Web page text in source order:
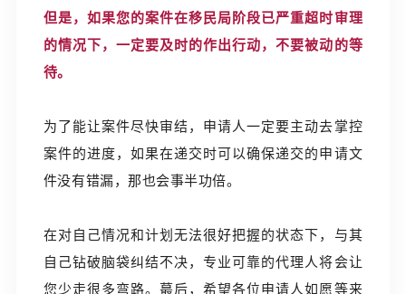
但是，如果您的案件在移民局阶段已严重超时审理
的情况下，一定要及时的作出行动，不要被动的等
待。
为了能让案件尽快审结，申请人一定要主动去掌控
案件的进度，如果在递交时可以确保递交的申请文
件没有错漏，那也会事半功倍。
在对自己情况和计划无法很好把握的状态下，与其
自己钻破脑袋纠结不决，专业可靠的代理人将会让
您少走很多弯路。蕞后，希望各位申请人如愿等来